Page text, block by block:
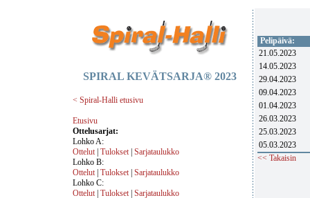
SPIRAL KEVÄTSARJA® 2023
< Spiral-Halli etusivu
Etusivu
Ottelusarjat:
Lohko A:
Ottelut | Tulokset | Sarjataulukko
Lohko B:
Ottelut | Tulokset | Sarjataulukko
Lohko C:
Ottelut | Tulokset | Sarjataulukko
Pelipäivä:
21.05.2023
14.05.2023
29.04.2023
09.04.2023
01.04.2023
26.03.2023
25.03.2023
05.03.2023
<< Takaisin